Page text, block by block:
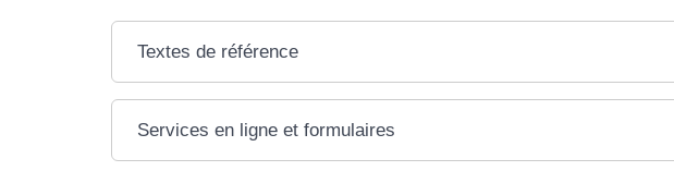
Textes de référence
Services en ligne et formulaires